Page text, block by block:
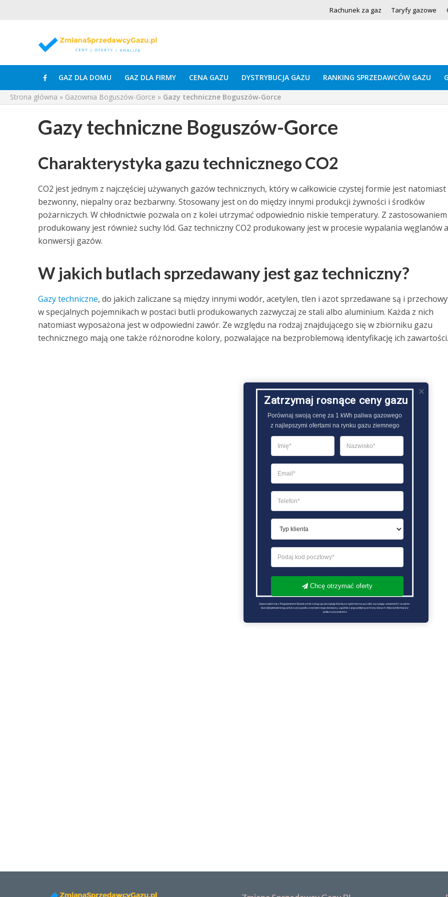
Rachunek za gaz Taryfy gazowe
GAZ DLA DOMU GAZ DLA FIRMY CENA GAZU DYSTRYBUCJA GAZU RANKING SPRZEDAWCÓW GAZU
Strona główna » Gazownia Boguszów-Gorce » Gazy techniczne Boguszów-Gorce
Gazy techniczne Boguszów-Gorce
Charakterystyka gazu technicznego CO2
CO2 jest jednym z najczęściej używanych gazów technicznych, który w całkowicie czystej formie jest natomiast
bezwonny, niepalny oraz bezbarwny. Stosowany jest on do między innymi produkcji żywności i środków
pożarniczych. W chłodnictwie pozwala on z kolei utrzymać odpowiednio niskie temperatury. Z zastosowaniem
produkowany jest również suchy lód. Gaz techniczny CO2 produkowany jest w procesie wypalania węglanów
konwersji gazów.
W jakich butlach sprzedawany jest gaz techniczny?
Gazy techniczne, do jakich zaliczane są między innymi wodór, acetylen, tlen i azot sprzedawane są i
w specjalnych pojemnikach w postaci butli produkowanych zazwyczaj ze stali albo aluminium. Każda z nich
natomiast wyposażona jest w odpowiedni zawór. Ze względu na rodzaj znajdującego się w zbiorniku gazu
technicznego mają one także różnorodne kolory, pozwalające na bezproblemową identyfikację ich
Zatrzymaj rosnące ceny gazu
Porównaj swoją cenę za 1 kWh paliwa gazowego
z najlepszymi ofertami na rynku gazu ziemnego
Chcę otrzymać oferty
Zapoznałem się z Regulaminem Świadczenie Usług i go akceptuję Każdą ze zgód można wycofać wysyłając wiadomość na adres
biuro@optimalenergy.pl lub w przypadku zewnętrznego dostawcy, zgodnie z jego polityką ochrony danych. Więcej informacji w
polityce prywatności